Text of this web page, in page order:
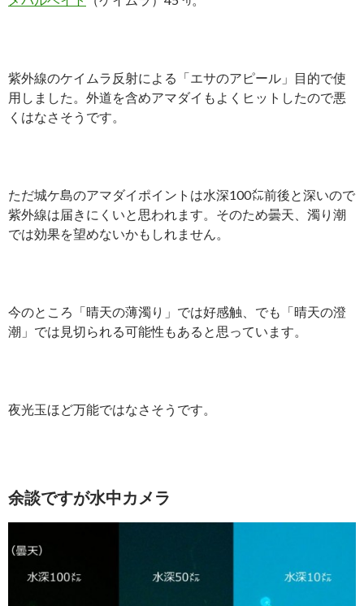
紫外線のケイムラ反射による「エサのアピール」目的で使
用しました。外道を含めアマダイもよくヒットしたので悪
くはなさそうです。
ただ城ケ島のアマダイポイントは水深100㍍前後と深いので
紫外線は届きにくいと思われます。そのため曇天、濁り潮
では効果を望めないかもしれません。
今のところ「晴天の薄濁り」では好感触、でも「晴天の澄
潮」では見切られる可能性もあると思っています。
夜光玉ほど万能ではなさそうです。
余談ですが水中カメラ